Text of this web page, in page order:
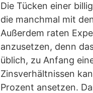
Die Tücken einer
die manchmal mit
Außerdem raten
anzusetzen, denn
üblich, zu Anfang
Zinsverhältnissen
Prozent ansetzen.